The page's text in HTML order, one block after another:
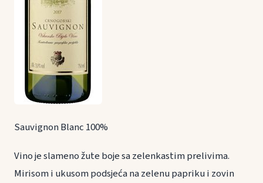
Sauvignon Blanc 100%
Vino je slameno žute boje sa zelenkastim prelivima.
Mirisom i ukusom podsjeća na zelenu papriku i zovin